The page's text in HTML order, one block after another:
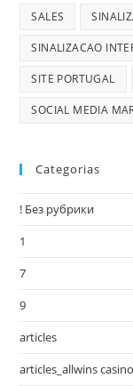
SALES
SINALIZACAO
SITE PORTUGAL
SOCIAL MEDIA
Categorias
! Без рубрики
1
7
9
articles
articles_allwins